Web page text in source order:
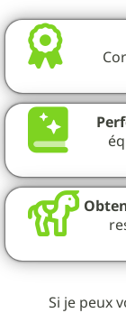
Si je peux